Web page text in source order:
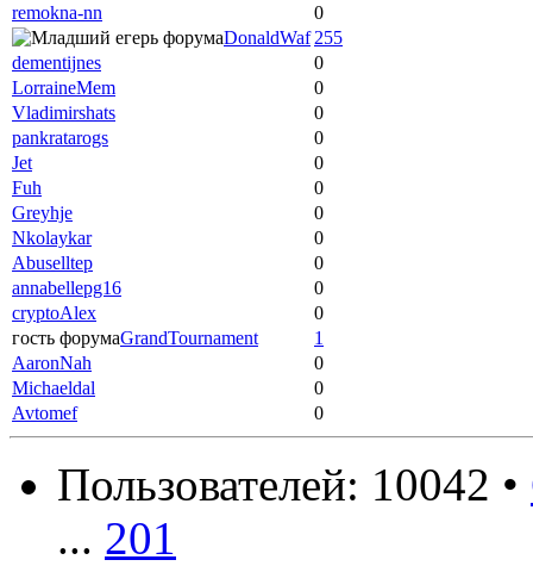
remokna-nn
0
DonaldWaf 255
dementijnes
0
LorraineMem
0
Vladimirshats
0
pankratarogs
0
Jet
0
Fuh
0
Greyhje
0
Nkolaykar
0
Abuselltep
0
annabellepg16
0
cryptoAlex
0
гость форумаGrandTournament
1
AaronNah
0
Michaeldal
0
Avtomef
0
Пользователей: 10042 •
... 201